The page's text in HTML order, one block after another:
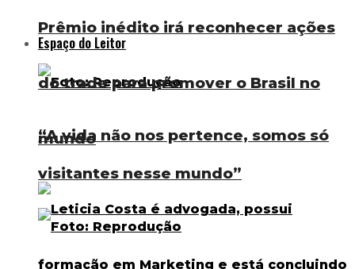
Espaço do Leitor
“A vida não nos pertence, somos só
visitantes nesse mundo”
Prêmio inédito irá reconhecer ações
do trade para promover o Brasil no
mundo